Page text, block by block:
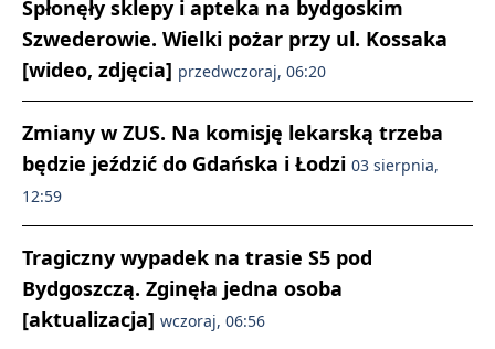
Spłonęły sklepy i apteka na bydgoskim
Szwederowie. Wielki pożar przy ul. Kossaka
[wideo, zdjęcia] przedwczoraj, 06:20
Zmiany w ZUS. Na komisję lekarską trzeba
będzie jeździć do Gdańska i Łodzi 03 sierpnia,
12:59
Tragiczny wypadek na trasie S5 pod
Bydgoszczą. Zginęła jedna osoba
[aktualizacja] wczoraj, 06:56